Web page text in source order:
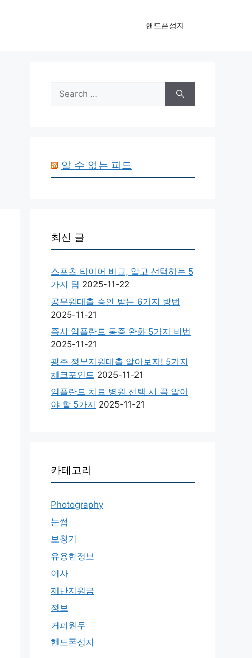
핸드폰성지
Search
for:
알 수 없는 피드
최신 글
스포츠 타이어 비교, 알고 선택하는 5
가지 팁 2025-11-22
공무원대출 승인 받는 6가지 방법
2025-11-21
즉시 임플란트 통증 완화 5가지 비법
2025-11-21
광주 정부지원대출 알아보자! 5가지
체크포인트 2025-11-21
임플란트 치료 병원 선택 시 꼭 알아
야 할 5가지 2025-11-21
카테고리
Photography
눈썹
보청기
유용한정보
이사
재난지원금
정보
커피원두
핸드폰성지